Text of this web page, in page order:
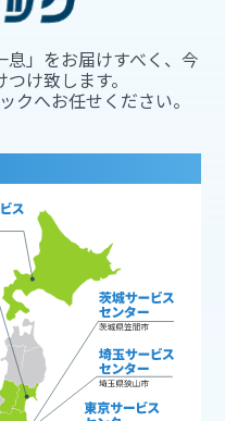
」をお届けすべく、今
け致します。
クへお任せください。